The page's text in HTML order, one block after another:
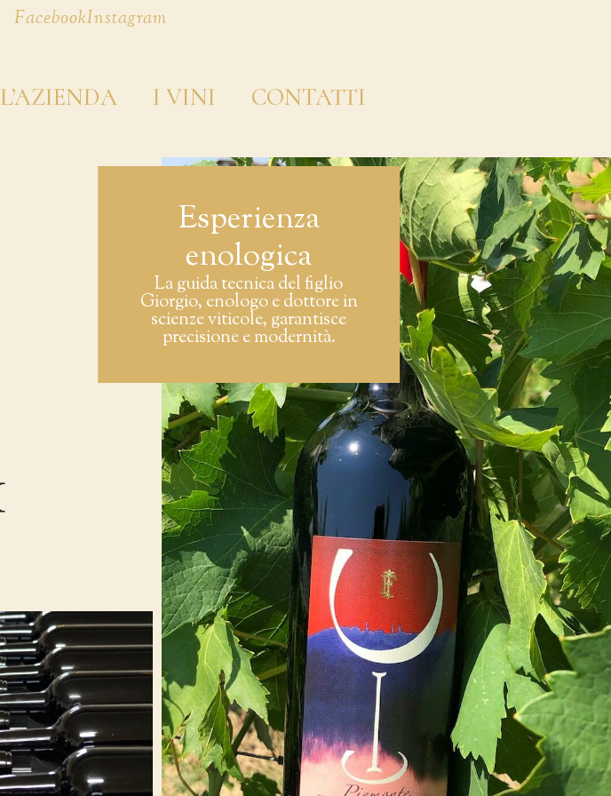
FacebookInstagram
L’AZIENDA I VINI CONTATTI
Esperienza
enologica
La guida tecnica del figlio
Giorgio, enologo e dottore in
scienze viticole, garantisce
precisione e modernità.